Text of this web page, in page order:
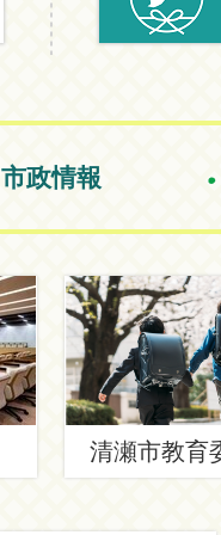
市政情報
清瀬市教育